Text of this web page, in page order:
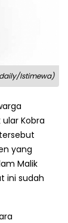
Istimewa)
Kobra
yang
Malik
ini sudah